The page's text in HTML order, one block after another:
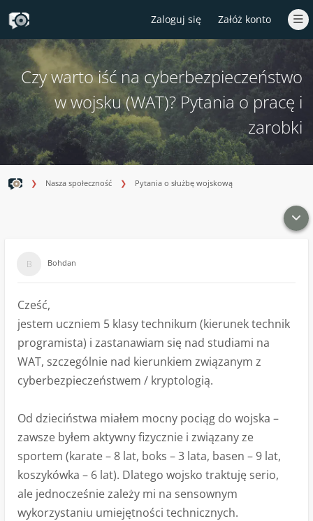
Zaloguj się Załóż konto
Czy warto iść na cyberbezpieczeństwo
w wojsku (WAT)? Pytania o pracę i
zarobki
Nasza społeczność Pytania o służbę wojskową
Bohdan
Cześć,
jestem uczniem 5 klasy technikum (kierunek technik
programista) i zastanawiam się nad studiami na
WAT, szczególnie nad kierunkiem związanym z
cyberbezpieczeństwem / kryptologią.
Od dzieciństwa miałem mocny pociąg do wojska –
zawsze byłem aktywny fizycznie i związany ze
sportem (karate – 8 lat, boks – 3 lata, basen – 9 lat,
koszykówka – 6 lat). Dlatego wojsko traktuję serio,
ale jednocześnie zależy mi na sensownym
wykorzystaniu umiejętności technicznych.